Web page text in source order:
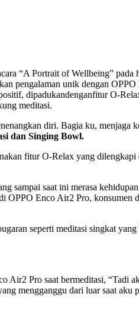
“A Portrait of Wellbeing”
pengalaman unik dengan
dipadukandenganfitur O-
meditasi.
diri. Bagia ku, menjaga
dan Singing Bowl.
fitur O-Relax yang dilengkapi
sampai saat ini merasa
Enco Air2 Pro, konsumen
seperti meditasi singkat
Air2 Pro saat bermeditasi, “Tadi
mengganggu dari luar saat